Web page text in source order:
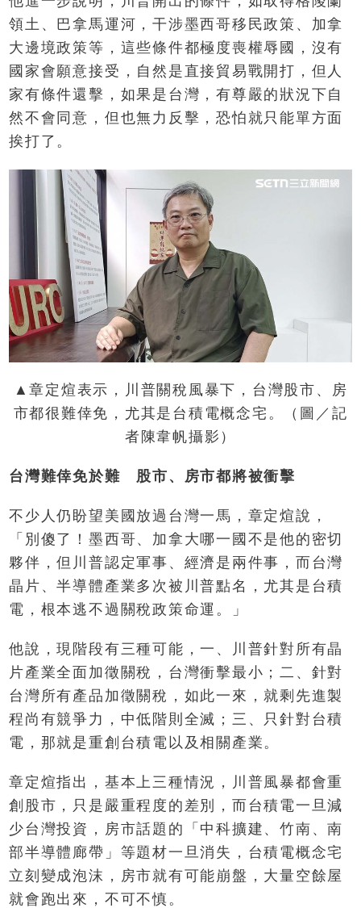
領土、巴拿馬運河，干涉墨西哥移民政策、加拿
大邊境政策等，這些條件都極度喪權辱國，沒有
國家會願意接受，自然是直接貿易戰開打，但人
家有條件還擊，如果是台灣，有尊嚴的狀況下自
然不會同意，但也無力反擊，恐怕就只能單方面
挨打了。
▲章定煊表示，川普關稅風暴下，台灣股市、房
市都很難倖免，尤其是台積電概念宅。（圖／記
者陳韋帆攝影）
台灣難倖免於難 股市、房市都將被衝擊
不少人仍盼望美國放過台灣一馬，章定煊說，
「別傻了！墨西哥、加拿大哪一國不是他的密切
夥伴，但川普認定軍事、經濟是兩件事，而台灣
晶片、半導體產業多次被川普點名，尤其是台積
電，根本逃不過關稅政策命運。」
他說，現階段有三種可能，一、川普針對所有晶
片產業全面加徵關稅，台灣衝擊最小；二、針對
台灣所有產品加徵關稅，如此一來，就剩先進製
程尚有競爭力，中低階則全滅；三、只針對台積
電，那就是重創台積電以及相關產業。
章定煊指出，基本上三種情況，川普風暴都會重
創股市，只是嚴重程度的差別，而台積電一旦減
少台灣投資，房市話題的「中科擴建、竹南、南
部半導體廊帶」等題材一旦消失，台積電概念宅
立刻變成泡沫，房市就有可能崩盤，大量空餘屋
就會跑出來，不可不慎。